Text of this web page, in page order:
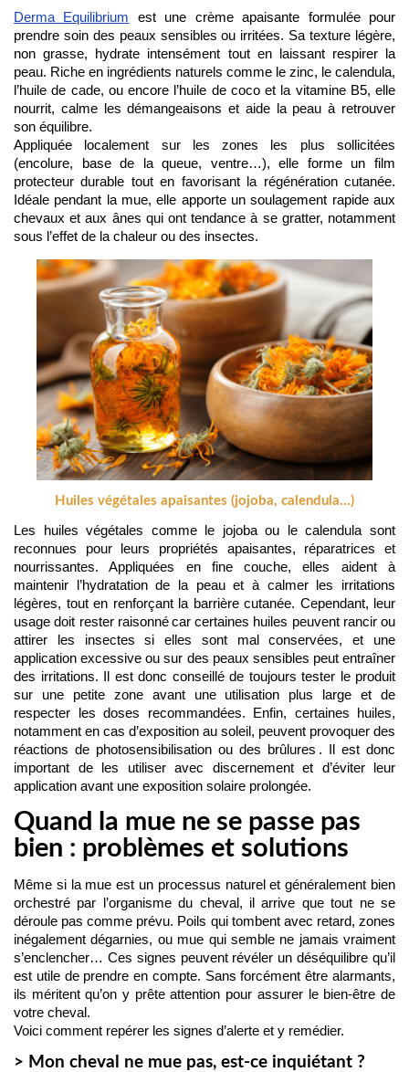
Derma Equilibrium est une crème apaisante formulée pour
prendre soin des peaux sensibles ou irritées. Sa texture légère,
non grasse, hydrate intensément tout en laissant respirer la
peau. Riche en ingrédients naturels comme le zinc, le calendula,
l’huile de cade, ou encore l’huile de coco et la vitamine B5, elle
nourrit, calme les démangeaisons et aide la peau à retrouver
son équilibre.
Appliquée localement sur les zones les plus sollicitées
(encolure, base de la queue, ventre…), elle forme un film
protecteur durable tout en favorisant la régénération cutanée.
Idéale pendant la mue, elle apporte un soulagement rapide aux
chevaux et aux ânes qui ont tendance à se gratter, notamment
sous l’effet de la chaleur ou des insectes.
Huiles végétales apaisantes (jojoba, calendula…)
Les huiles végétales comme le jojoba ou le calendula sont
reconnues pour leurs propriétés apaisantes, réparatrices et
nourrissantes. Appliquées en fine couche, elles aident à
maintenir l’hydratation de la peau et à calmer les irritations
légères, tout en renforçant la barrière cutanée. Cependant, leur
usage doit rester raisonné car certaines huiles peuvent rancir ou
attirer les insectes si elles sont mal conservées, et une
application excessive ou sur des peaux sensibles peut entraîner
des irritations. Il est donc conseillé de toujours tester le produit
sur une petite zone avant une utilisation plus large et de
respecter les doses recommandées. Enfin, certaines huiles,
notamment en cas d’exposition au soleil, peuvent provoquer des
réactions de photosensibilisation ou des brûlures . Il est donc
important de les utiliser avec discernement et d’éviter leur
application avant une exposition solaire prolongée.
Quand la mue ne se passe pas
bien : problèmes et solutions
Même si la mue est un processus naturel et généralement bien
orchestré par l’organisme du cheval, il arrive que tout ne se
déroule pas comme prévu. Poils qui tombent avec retard, zones
inégalement dégarnies, ou mue qui semble ne jamais vraiment
s’enclencher… Ces signes peuvent révéler un déséquilibre qu’il
est utile de prendre en compte. Sans forcément être alarmants,
ils méritent qu’on y prête attention pour assurer le bien-être de
votre cheval.
Voici comment repérer les signes d’alerte et y remédier.
> Mon cheval ne mue pas, est-ce inquiétant ?